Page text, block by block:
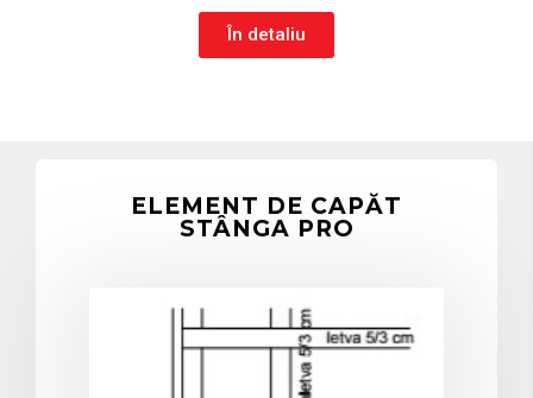
În detaliu
ELEMENT DE CAPĂT
STÂNGA PRO